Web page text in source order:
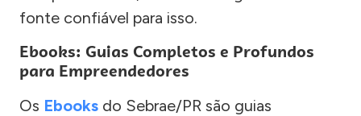
fonte confiável para isso.
Ebooks: Guias Completos e Profundos
para Empreendedores
Os Ebooks do Sebrae/PR são guias